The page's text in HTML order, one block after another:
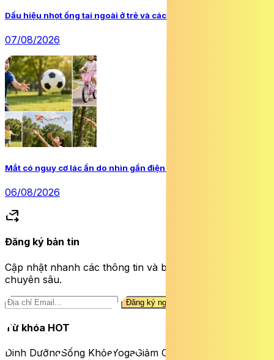
Dấu hiệu nhọt ống tai ngoài ở trẻ và cách xử trí đúng
07/08/2026
Mắt có nguy cơ lác ẩn do nhìn gần điện thoại và máy tính bảng
06/08/2026
forward_to_inbox
Đăng ký bản tin
Cập nhật nhanh các thông tin và bài viết sức khỏe
chuyên sâu.
Đăng ký ngay
Từ khóa HOT
Dinh DưỡngSống KhỏeYogaGiảm Cân